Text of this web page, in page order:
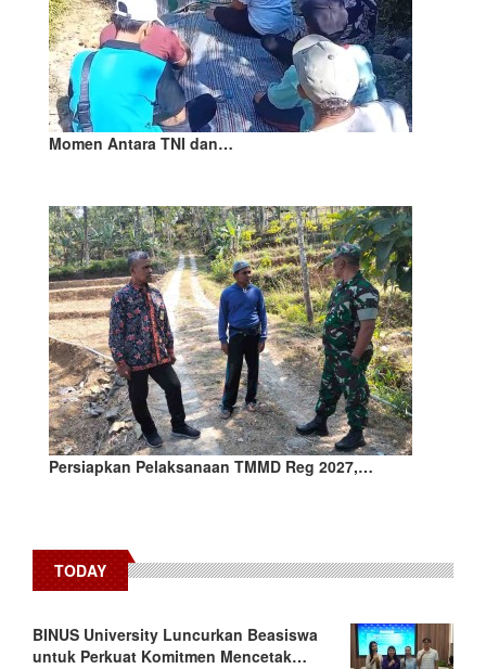
Momen Antara TNI dan…
Persiapkan Pelaksanaan TMMD Reg 2027,…
TODAY
BINUS University Luncurkan Beasiswa
untuk Perkuat Komitmen Mencetak…